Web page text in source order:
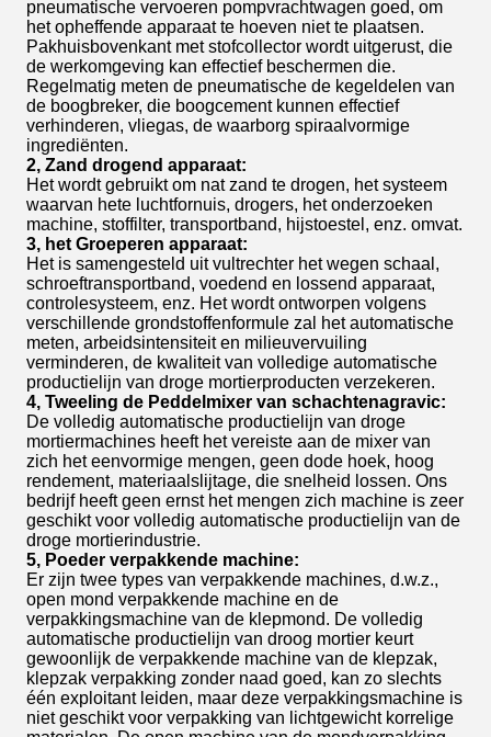
pneumatische vervoeren pompvrachtwagen goed, om
het opheffende apparaat te hoeven niet te plaatsen.
Pakhuisbovenkant met stofcollector wordt uitgerust, die
de werkomgeving kan effectief beschermen die.
Regelmatig meten de pneumatische de kegeldelen van
de boogbreker, die boogcement kunnen effectief
verhinderen, vliegas, de waarborg spiraalvormige
ingrediënten.
2, Zand drogend apparaat:
Het wordt gebruikt om nat zand te drogen, het systeem
waarvan hete luchtfornuis, drogers, het onderzoeken
machine, stoffilter, transportband, hijstoestel, enz. omvat.
3, het Groeperen apparaat:
Het is samengesteld uit vultrechter het wegen schaal,
schroeftransportband, voedend en lossend apparaat,
controlesysteem, enz. Het wordt ontworpen volgens
verschillende grondstoffenformule zal het automatische
meten, arbeidsintensiteit en milieuvervuiling
verminderen, de kwaliteit van volledige automatische
productielijn van droge mortierproducten verzekeren.
4, Tweeling de Peddelmixer van schachtenagravic:
De volledig automatische productielijn van droge
mortiermachines heeft het vereiste aan de mixer van
zich het eenvormige mengen, geen dode hoek, hoog
rendement, materiaalslijtage, die snelheid lossen. Ons
bedrijf heeft geen ernst het mengen zich machine is zeer
geschikt voor volledig automatische productielijn van de
droge mortierindustrie.
5, Poeder verpakkende machine:
Er zijn twee types van verpakkende machines, d.w.z.,
open mond verpakkende machine en de
verpakkingsmachine van de klepmond. De volledig
automatische productielijn van droog mortier keurt
gewoonlijk de verpakkende machine van de klepzak,
klepzak verpakking zonder naad goed, kan zo slechts
één exploitant leiden, maar deze verpakkingsmachine is
niet geschikt voor verpakking van lichtgewicht korrelige